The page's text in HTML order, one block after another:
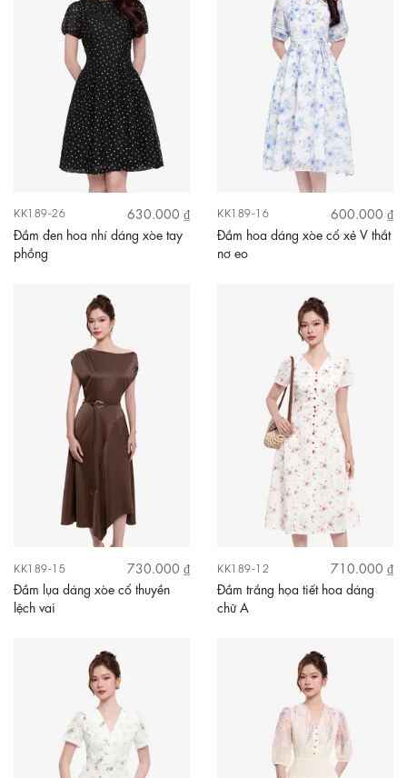
KK189-26
630.000 ₫
Đầm đen hoa nhí dáng xòe tay
phồng
KK189-16
600.000 ₫
Đầm hoa dáng xòe cổ xẻ V thắt
nơ eo
KK189-15
730.000 ₫
Đầm lụa dáng xòe cổ thuyền
lệch vai
KK189-12
710.000 ₫
Đầm trắng họa tiết hoa dáng
chữ A